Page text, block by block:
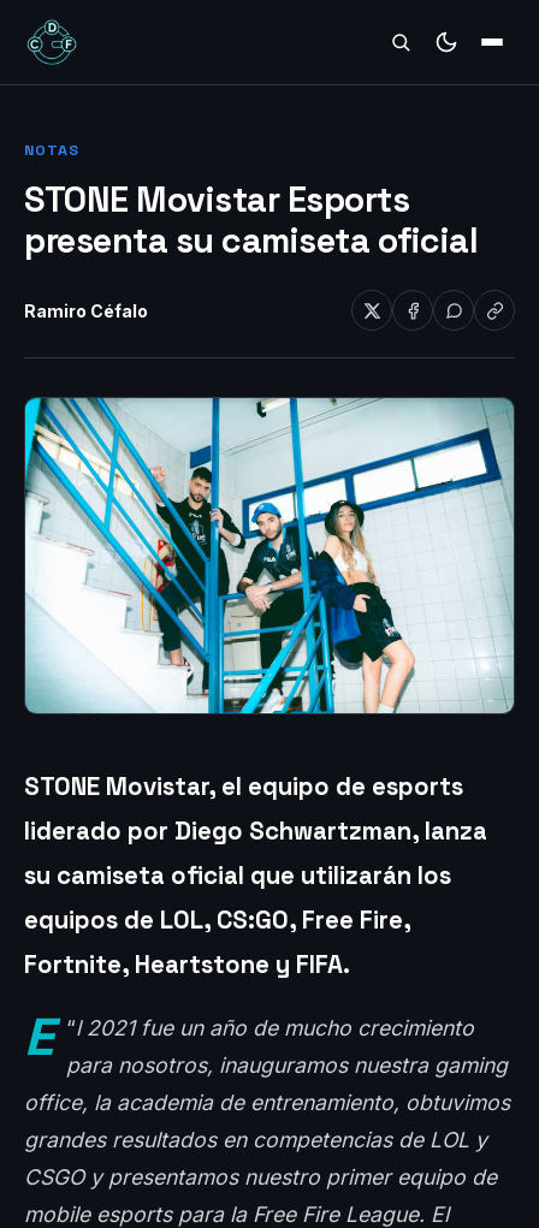
REVIEWS
NOTAS
STONE Movistar Esports
presenta su camiseta oficial
Ramiro Céfalo
STONE Movistar, el equipo de esports
liderado por Diego Schwartzman, lanza
su camiseta oficial que utilizarán los
equipos de LOL, CS:GO, Free Fire,
Fortnite, Heartstone y FIFA.
“
E
l 2021 fue un año de mucho crecimiento
para nosotros, inauguramos nuestra gaming
office, la academia de entrenamiento, obtuvimos
grandes resultados en competencias de LOL y
CSGO y presentamos nuestro primer equipo de
mobile esports para la Free Fire League. El